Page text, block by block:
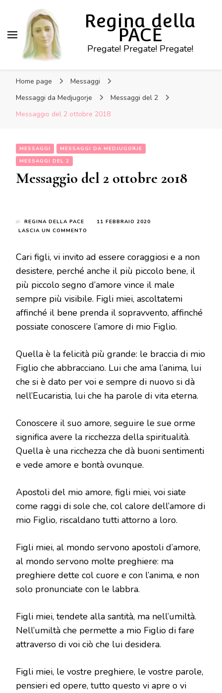
Regina della
PACE
Pregate! Pregate! Pregate!
Home page
Messaggi
Messaggi da Medjugorje
Messaggi del 2
Messaggio del 2 ottobre 2018
MESSAGGI
MESSAGGI DA MEDJUGORJE
MESSAGGI DEL 2
Messaggio del 2 ottobre 2018
di REGINA DELLA PACE
11 FEBBRAIO 2020
LASCIA UN COMMENTO
2
OTTOBRE
2018
Cari figli, vi invito ad essere coraggiosi e a non
desistere, perché anche il più piccolo bene, il
più piccolo segno d’amore vince il male
sempre più visibile. Figli miei, ascoltatemi
affinché il bene prenda il sopravvento, affinché
possiate conoscere l’amore di mio Figlio.
Quella è la felicità più grande: le braccia di mio
Figlio che abbracciano. Lui che ama l’anima, lui
che si è dato per voi e sempre di nuovo si dà
nell’Eucaristia, lui che ha parole di vita eterna.
Conoscere il suo amore, seguire le sue orme
significa avere la ricchezza della spiritualità.
Quella è una ricchezza che dà buoni sentimenti
e vede amore e bontà ovunque.
Apostoli del mio amore, figli miei, voi siate
come raggi di sole che, col calore dell’amore di
mio Figlio, riscaldano tutti attorno a loro.
Figli miei, al mondo servono apostoli d’amore,
al mondo servono molte preghiere: ma
preghiere dette col cuore e con l’anima, e non
solo pronunciate con le labbra.
Figli miei, tendete alla santità, ma nell’umiltà.
Nell’umiltà che permette a mio Figlio di fare
attraverso di voi ciò che lui desidera.
Figli miei, le vostre preghiere, le vostre parole,
pensieri ed opere, tutto questo vi apre o vi